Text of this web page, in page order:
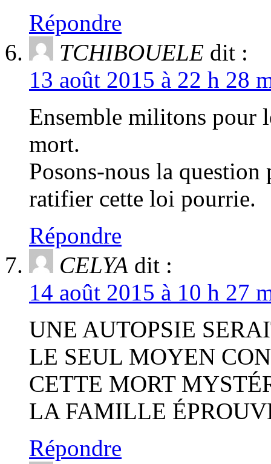
Répondre
TCHIBOUELE dit :
13 août 2015 à 22 h 28
Ensemble militons pour
mort.
Posons-nous la
ratifier cette loi pourrie.
Répondre
CELYA dit :
14 août 2015 à 10 h 27
UNE AUTOPSIE
LE SEUL MOYEN
CETTE MORT
LA FAMILLE
Répondre